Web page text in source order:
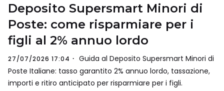
Deposito Supersmart Minori di
Poste: come risparmiare per i
figli al 2% annuo lordo
27/07/2026 17:04
Guida al Deposito Supersmart Minori di
Poste Italiane: tasso garantito 2% annuo lordo, tassazione,
importi e ritiro anticipato per risparmiare per i figli.